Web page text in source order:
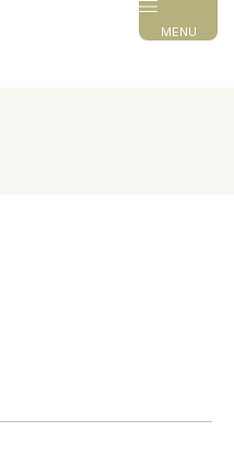
MENU